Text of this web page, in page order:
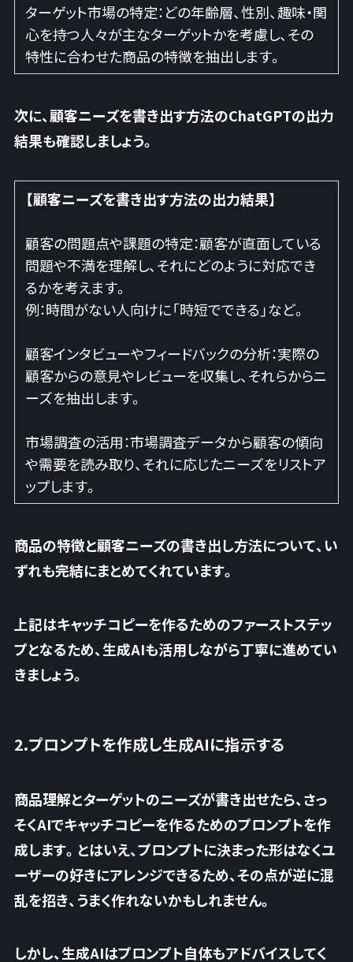
ターゲット市場の特定：どの年齢層、性別、趣味・関
心を持つ人々が主なターゲットかを考慮し、その
特性に合わせた商品の特徴を抽出します。
次に、顧客ニーズを書き出す方法のChatGPTの出力
結果も確認しましょう。
【顧客ニーズを書き出す方法の出力結果】
顧客の問題点や課題の特定：顧客が直面している
問題や不満を理解し、それにどのように対応でき
るかを考えます。
例：時間がない人向けに「時短でできる」など。
顧客インタビューやフィードバックの分析：実際の
顧客からの意見やレビューを収集し、それらからニ
ーズを抽出します。
市場調査の活用：市場調査データから顧客の傾向
や需要を読み取り、それに応じたニーズをリストア
ップします。
商品の特徴と顧客ニーズの書き出し方法について、い
ずれも完結にまとめてくれています。
上記はキャッチコピーを作るためのファーストステッ
プとなるため、生成AIも活用しながら丁寧に進めてい
きましょう。
2.プロンプトを作成し生成AIに指示する
商品理解とターゲットのニーズが書き出せたら、さっ
そくAIでキャッチコピーを作るためのプロンプトを作
成します。とはいえ、プロンプトに決まった形はなくユ
ーザーの好きにアレンジできるため、その点が逆に混
乱を招き、うまく作れないかもしれません。
しかし、生成AIはプロンプト自体もアドバイスしてく